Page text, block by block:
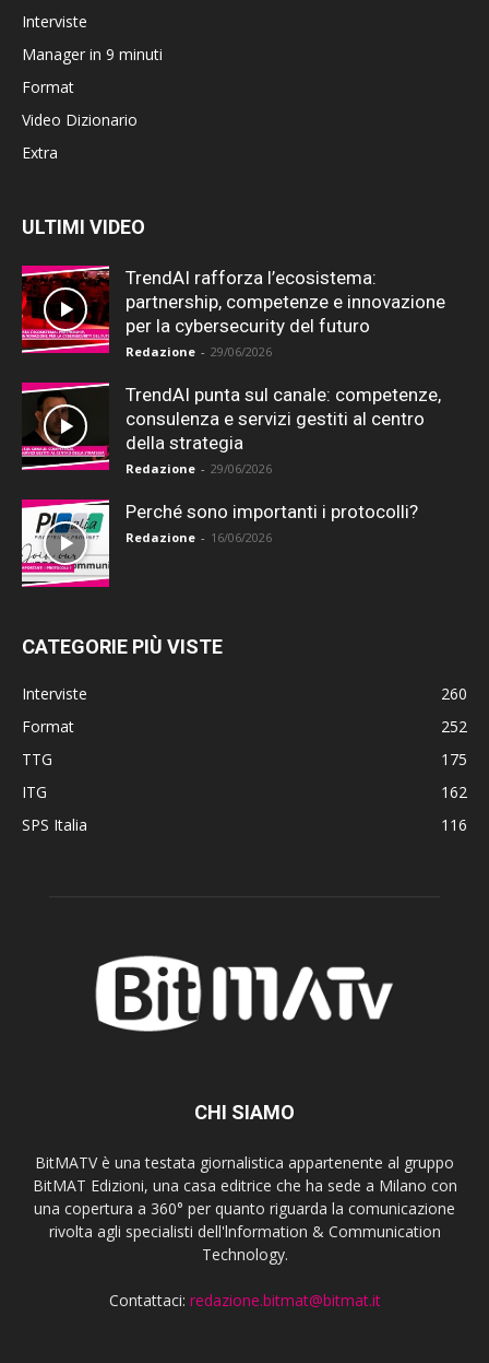
Interviste
Manager in 9 minuti
Format
Video Dizionario
Extra
ULTIMI VIDEO
TrendAI rafforza l’ecosistema:
partnership, competenze e innovazione
per la cybersecurity del futuro
Redazione - 29/06/2026
TrendAI punta sul canale: competenze,
consulenza e servizi gestiti al centro
della strategia
Redazione - 29/06/2026
Perché sono importanti i protocolli?
Redazione - 16/06/2026
CATEGORIE PIÙ VISTE
Interviste
260
Format
252
TTG
175
ITG
162
SPS Italia
116
CHI SIAMO
BitMATV è una testata giornalistica appartenente al gruppo
BitMAT Edizioni, una casa editrice che ha sede a Milano con
una copertura a 360° per quanto riguarda la comunicazione
rivolta agli specialisti dell'lnformation & Communication
Technology.
Contattaci: redazione.bitmat@bitmat.it